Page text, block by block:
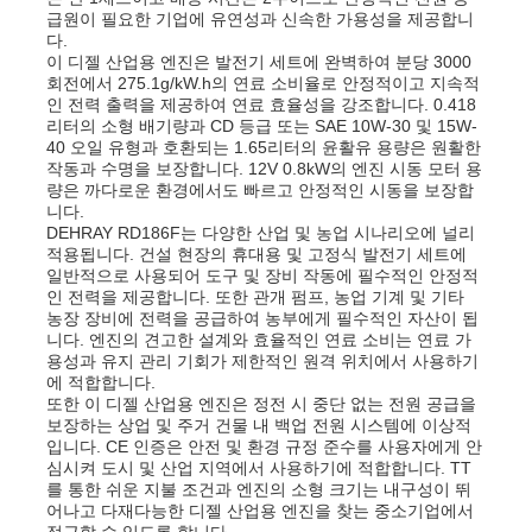
하수 펌프
급원이 필요한 기업에 유연성과 신속한 가용성을 제공합니
다.
이 디젤 산업용 엔진은 발전기 세트에 완벽하여 분당 3000
회전에서 275.1g/kW.h의 연료 소비율로 안정적이고 지속적
인 전력 출력을 제공하여 연료 효율성을 강조합니다. 0.418
리터의 소형 배기량과 CD 등급 또는 SAE 10W-30 및 15W-
40 오일 유형과 호환되는 1.65리터의 윤활유 용량은 원활한
작동과 수명을 보장합니다. 12V 0.8kW의 엔진 시동 모터 용
량은 까다로운 환경에서도 빠르고 안정적인 시동을 보장합
니다.
DEHRAY RD186F는 다양한 산업 및 농업 시나리오에 널리
적용됩니다. 건설 현장의 휴대용 및 고정식 발전기 세트에
일반적으로 사용되어 도구 및 장비 작동에 필수적인 안정적
인 전력을 제공합니다. 또한 관개 펌프, 농업 기계 및 기타
농장 장비에 전력을 공급하여 농부에게 필수적인 자산이 됩
니다. 엔진의 견고한 설계와 효율적인 연료 소비는 연료 가
용성과 유지 관리 기회가 제한적인 원격 위치에서 사용하기
에 적합합니다.
또한 이 디젤 산업용 엔진은 정전 시 중단 없는 전원 공급을
보장하는 상업 및 주거 건물 내 백업 전원 시스템에 이상적
입니다. CE 인증은 안전 및 환경 규정 준수를 사용자에게 안
심시켜 도시 및 산업 지역에서 사용하기에 적합합니다. TT
를 통한 쉬운 지불 조건과 엔진의 소형 크기는 내구성이 뛰
어나고 다재다능한 디젤 산업용 엔진을 찾는 중소기업에서